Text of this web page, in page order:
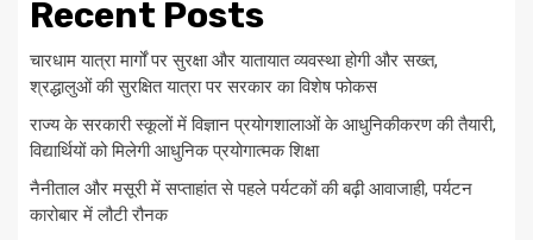
Recent Posts
चारधाम यात्रा मार्गों पर सुरक्षा और यातायात व्यवस्था होगी और सख्त,
श्रद्धालुओं की सुरक्षित यात्रा पर सरकार का विशेष फोकस
राज्य के सरकारी स्कूलों में विज्ञान प्रयोगशालाओं के आधुनिकीकरण की तैयारी,
विद्यार्थियों को मिलेगी आधुनिक प्रयोगात्मक शिक्षा
नैनीताल और मसूरी में सप्ताहांत से पहले पर्यटकों की बढ़ी आवाजाही, पर्यटन
कारोबार में लौटी रौनक